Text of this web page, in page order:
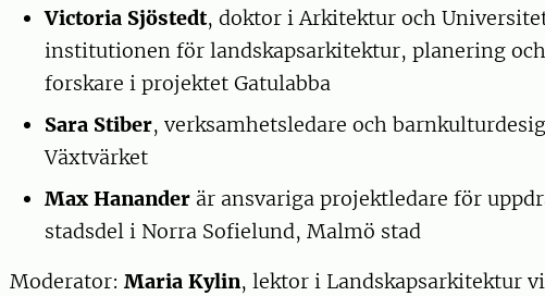
Victoria Sjöstedt, doktor i Arkitektur och
institutionen för landskapsarkitektur, planering
forskare i projektet Gatulabba
Sara Stiber, verksamhetsledare och
Växtvärket
Max Hanander är ansvariga projektledare för
stadsdel i Norra Sofielund, Malmö stad
Moderator: Maria Kylin, lektor i Landskapsarkitektur